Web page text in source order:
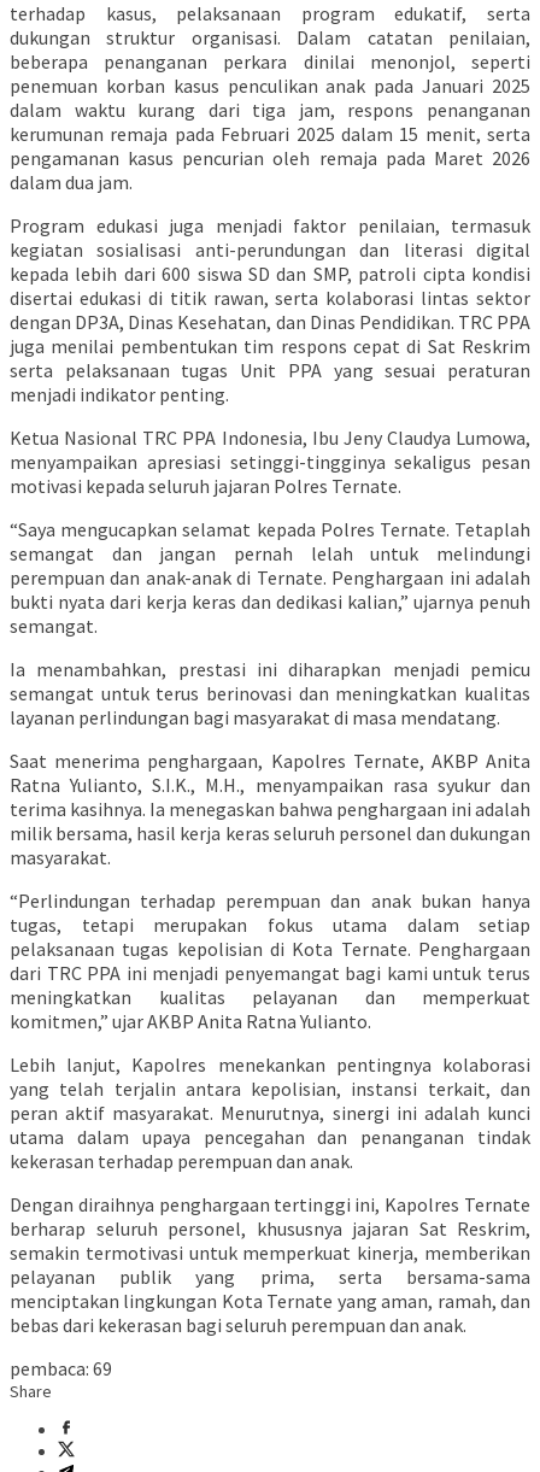
terhadap kasus, pelaksanaan program edukatif, serta
dukungan struktur organisasi. Dalam catatan penilaian,
beberapa penanganan perkara dinilai menonjol, seperti
penemuan korban kasus penculikan anak pada Januari 2025
dalam waktu kurang dari tiga jam, respons penanganan
kerumunan remaja pada Februari 2025 dalam 15 menit, serta
pengamanan kasus pencurian oleh remaja pada Maret 2026
dalam dua jam.
Program edukasi juga menjadi faktor penilaian, termasuk
kegiatan sosialisasi anti-perundungan dan literasi digital
kepada lebih dari 600 siswa SD dan SMP, patroli cipta kondisi
disertai edukasi di titik rawan, serta kolaborasi lintas sektor
dengan DP3A, Dinas Kesehatan, dan Dinas Pendidikan. TRC PPA
juga menilai pembentukan tim respons cepat di Sat Reskrim
serta pelaksanaan tugas Unit PPA yang sesuai peraturan
menjadi indikator penting.
Ketua Nasional TRC PPA Indonesia, Ibu Jeny Claudya Lumowa,
menyampaikan apresiasi setinggi-tingginya sekaligus pesan
motivasi kepada seluruh jajaran Polres Ternate.
“Saya mengucapkan selamat kepada Polres Ternate. Tetaplah
semangat dan jangan pernah lelah untuk melindungi
perempuan dan anak-anak di Ternate. Penghargaan ini adalah
bukti nyata dari kerja keras dan dedikasi kalian,” ujarnya penuh
semangat.
Ia menambahkan, prestasi ini diharapkan menjadi pemicu
semangat untuk terus berinovasi dan meningkatkan kualitas
layanan perlindungan bagi masyarakat di masa mendatang.
Saat menerima penghargaan, Kapolres Ternate, AKBP Anita
Ratna Yulianto, S.I.K., M.H., menyampaikan rasa syukur dan
terima kasihnya. Ia menegaskan bahwa penghargaan ini adalah
milik bersama, hasil kerja keras seluruh personel dan dukungan
masyarakat.
“Perlindungan terhadap perempuan dan anak bukan hanya
tugas, tetapi merupakan fokus utama dalam setiap
pelaksanaan tugas kepolisian di Kota Ternate. Penghargaan
dari TRC PPA ini menjadi penyemangat bagi kami untuk terus
meningkatkan kualitas pelayanan dan memperkuat
komitmen,” ujar AKBP Anita Ratna Yulianto.
Lebih lanjut, Kapolres menekankan pentingnya kolaborasi
yang telah terjalin antara kepolisian, instansi terkait, dan
peran aktif masyarakat. Menurutnya, sinergi ini adalah kunci
utama dalam upaya pencegahan dan penanganan tindak
kekerasan terhadap perempuan dan anak.
Dengan diraihnya penghargaan tertinggi ini, Kapolres Ternate
berharap seluruh personel, khususnya jajaran Sat Reskrim,
semakin termotivasi untuk memperkuat kinerja, memberikan
pelayanan publik yang prima, serta bersama-sama
menciptakan lingkungan Kota Ternate yang aman, ramah, dan
bebas dari kekerasan bagi seluruh perempuan dan anak.
pembaca: 69
Share